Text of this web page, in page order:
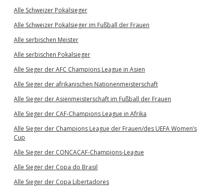
Alle Schweizer Pokalsieger
Alle Schweizer Pokalsieger im Fußball der Frauen
Alle serbischen Meister
Alle serbischen Pokalsieger
Alle Sieger der AFC Champions League in Asien
Alle Sieger der afrikanischen Nationenmeisterschaft
Alle Sieger der Asienmeisterschaft im Fußball der Frauen
Alle Sieger der CAF-Champions League in Afrika
Alle Sieger der Champions League der Frauen/des UEFA Women’s
Cup
Alle Sieger der CONCACAF-Champions-League
Alle Sieger der Copa do Brasil
Alle Sieger der Copa Libertadores